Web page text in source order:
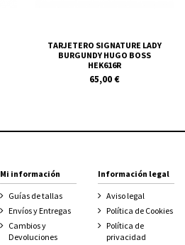
TARJETERO SIGNATURE LADY
BURGUNDY HUGO BOSS
HEK616R
65,00 €
Mi información
Guías de tallas
Envíos y Entregas
Cambios y
Devoluciones
Información legal
Aviso legal
Política de Cookies
Política de
privacidad